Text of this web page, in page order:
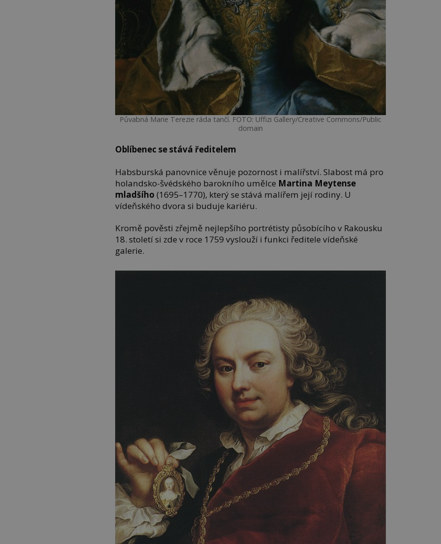
Půvabná Marie Terezie ráda tančí. FOTO: Uffizi Gallery/Creative Commons/Public
domain
Oblíbenec se stává ředitelem
Habsburská panovnice věnuje pozornost i malířství. Slabost má pro
holandsko-švédského barokního umělce Martina Meytense
mladšího (1695–1770), který se stává malířem její rodiny. U
vídeňského dvora si buduje kariéru.
Kromě pověsti zřejmě nejlepšího portrétisty působícího v Rakousku
18. století si zde v roce 1759 vyslouží i funkci ředitele vídeňské
galerie.